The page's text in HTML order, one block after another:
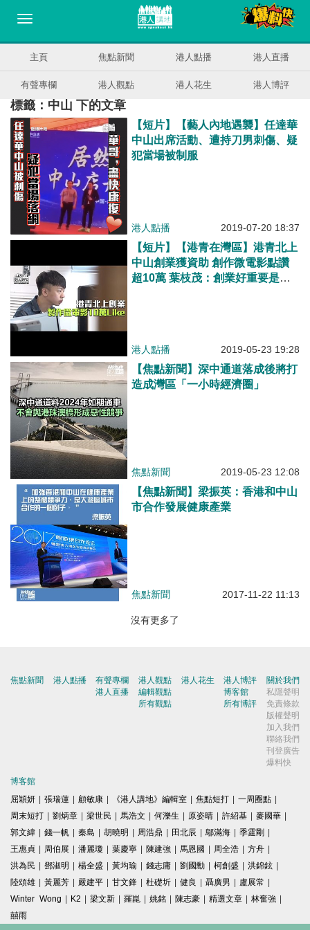
主頁 焦點新聞 港人點播 港人直播
有聲專欄 港人觀點 港人花生 港人博評
標籤：中山 下的文章
【短片】【藝人內地遇襲】任達華
中山出席活動、遭持刀男刺傷、疑
犯當場被制服
港人點播 2019-07-20 18:37
【短片】【港青在灣區】港青北上
中山創業獲資助 創作微電影點讚
超10萬 葉枝茂：創業好重要是有
港人點播 2019-05-23 19:28
【焦點新聞】深中通道落成後將打
造成灣區「一小時經濟圈」
焦點新聞 2019-05-23 12:08
【焦點新聞】梁振英：香港和中山
市合作發展健康產業
焦點新聞 2017-11-22 11:13
沒有更多了
焦點新聞 港人點播
有聲專欄
港人直播
港人觀點
編輯觀點
所有觀點
港人花生
港人博評
博客館
所有博評
關於我們
私隱聲明
免責條款
版權聲明
加入我們
聯絡我們
刊登廣告
爆料快
博客館
屈穎妍 | 張瑞蓮 | 顧敏康 | 《港人講地》編輯室 | 焦點短打 | 一周圈點 |
周末短打 | 劉炳章 | 梁世民 | 馬浩文 | 何濼生 | 原姿晴 | 許紹基 | 麥國華 |
郭文緯 | 錢一帆 | 秦島 | 胡曉明 | 周浩鼎 | 田北辰 | 鄔滿海 | 季霆剛 |
王惠貞 | 周伯展 | 潘麗瓊 | 葉慶寧 | 陳建強 | 馬恩國 | 周全浩 | 方舟 |
洪為民 | 鄧淑明 | 楊全盛 | 黃均瑜 | 錢志庸 | 劉國勳 | 柯創盛 | 洪錦鉉 |
陸頌雄 | 黃麗芳 | 嚴建平 | 甘文鋒 | 杜礎圻 | 健良 | 聶廣男 | 盧展常 |
Winter Wong | K2 | 梁文新 | 羅崑 | 姚銘 | 陳志豪 | 精選文章 | 林奮強 |
囍雨